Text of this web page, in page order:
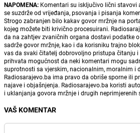
NAPOMENA: Komentari su isključivo lični stavovi
se suzdrže od vrijeđanja, psovanja i pisanja
Strogo zabranjen bilo kakav govor mržnje na
kojeg možete biti krivično procesuirani.
da na zahtjev zvaničnih organa dostavi podatke
sadrže govor mržnje, kao i da korisniku trajno
vas da svaki čitatelj dobrovoljno pristupa čitanju
prihvata mogućnost da neki komentari mogu
suprotnosti sa vjerskim, nacionalnim, moralnim i
Radiosarajevo.ba ima pravo da obriše sporne ili
najave i objašnjenja. Radiosarajevo.ba koristi
i uklanjanja govora mržnje i drugih neprimjerenih
VAŠ KOMENTAR